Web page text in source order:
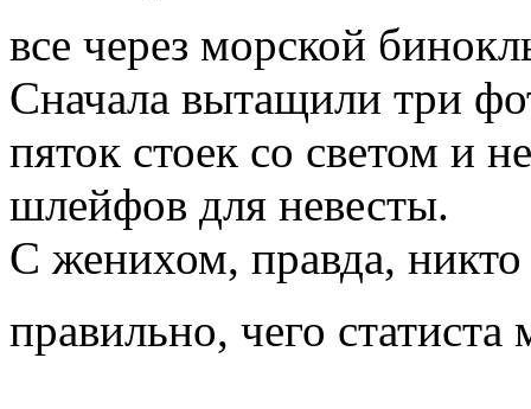
все через морской
Сначала вытащили три
пяток стоек со светом и
шлейфов для невесты.
С женихом, правда,
правильно, чего статиста